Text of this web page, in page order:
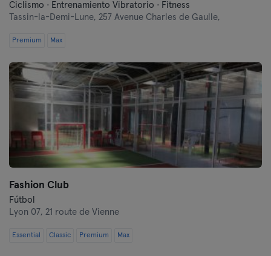
Ciclismo · Entrenamiento Vibratorio · Fitness
Tassin-la-Demi-Lune, 257 Avenue Charles de Gaulle,
Premium Max
Fashion Club
Fútbol
Lyon 07, 21 route de Vienne
Essential Classic Premium Max